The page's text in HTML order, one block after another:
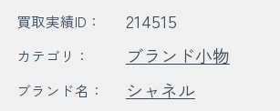
買取実績ID： 214515
カテゴリ： ブランド小物
ブランド名： シャネル